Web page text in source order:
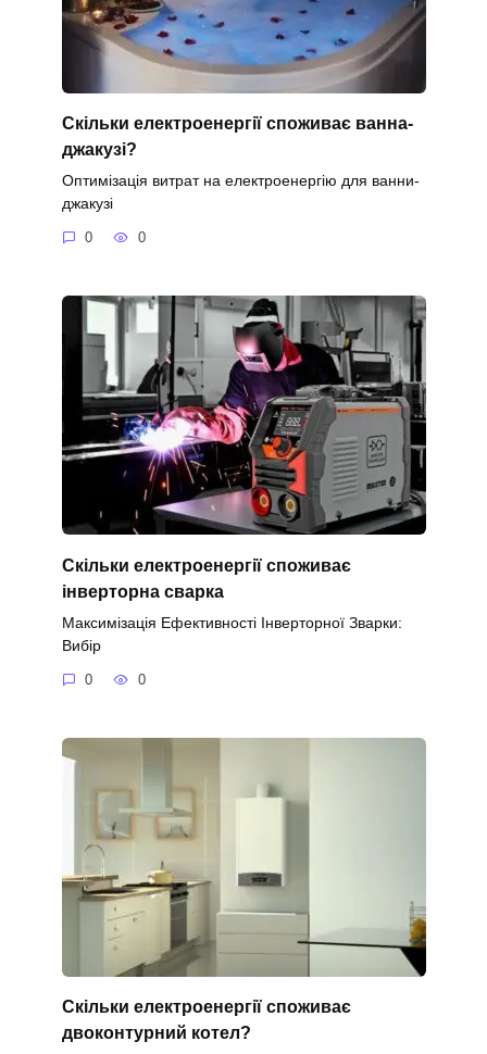
Скільки електроенергії споживає ванна-
джакузі?
Оптимізація витрат на електроенергію для ванни-
джакузі
0 0
Скільки електроенергії споживає
інверторна сварка
Максимізація Ефективності Інверторної Зварки:
Вибір
0 0
Скільки електроенергії споживає
двоконтурний котел?